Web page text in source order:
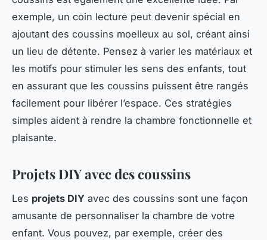
exemple, un coin lecture peut devenir spécial en
ajoutant des coussins moelleux au sol, créant ainsi
un lieu de détente. Pensez à varier les matériaux et
les motifs pour stimuler les sens des enfants, tout
en assurant que les coussins puissent être rangés
facilement pour libérer l’espace. Ces stratégies
simples aident à rendre la chambre fonctionnelle et
plaisante.
Projets DIY avec des coussins
Les projets DIY avec des coussins sont une façon
amusante de personnaliser la chambre de votre
enfant. Vous pouvez, par exemple, créer des